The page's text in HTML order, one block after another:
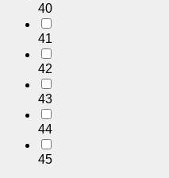
40
41
42
43
44
45